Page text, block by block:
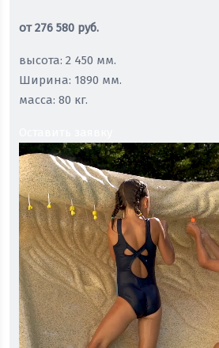
от276 580 руб.
высота: 2 450 мм.
Ширина: 1890 мм.
масса: 80 кг.